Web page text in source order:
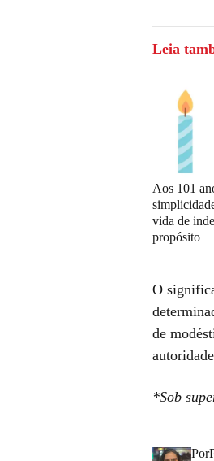
Leia
Aos 101
vida de
propósito
O
de
*Sob
Por